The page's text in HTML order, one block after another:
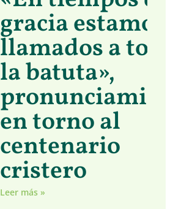
gracia estamos
llamados a
la batuta»,
en torno al
centenario
cristero
Leer más »